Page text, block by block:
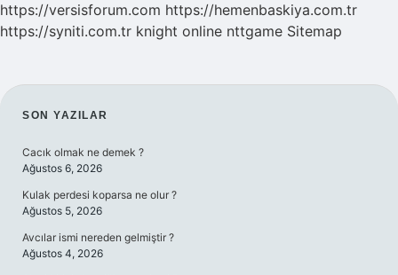
https://versisforum.com https://hemenbaskiya.com.tr
https://syniti.com.tr knight online nttgame Sitemap
SIDEBAR
SON YAZILAR
Cacık olmak ne demek ?
Ağustos 6, 2026
Kulak perdesi koparsa ne olur ?
Ağustos 5, 2026
Avcılar ismi nereden gelmiştir ?
Ağustos 4, 2026